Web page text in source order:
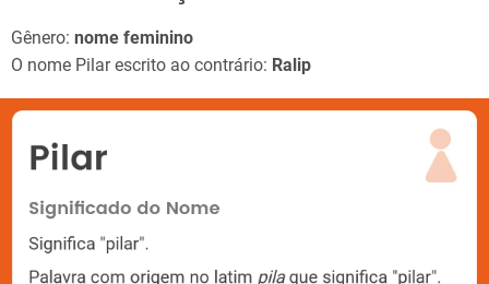
Gênero: nome feminino
O nome Pilar escrito ao contrário: Ralip